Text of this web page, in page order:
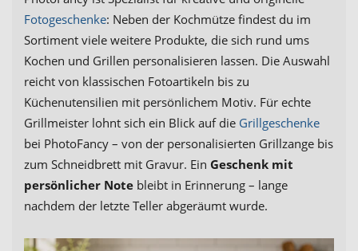
Fotogeschenke: Neben der Kochmütze findest du im
Sortiment viele weitere Produkte, die sich rund ums
Kochen und Grillen personalisieren lassen. Die Auswahl
reicht von klassischen Fotoartikeln bis zu
Küchenutensilien mit persönlichem Motiv. Für echte
Grillmeister lohnt sich ein Blick auf die Grillgeschenke
bei PhotoFancy – von der personalisierten Grillzange bis
zum Schneidbrett mit Gravur. Ein Geschenk mit
persönlicher Note bleibt in Erinnerung – lange
nachdem der letzte Teller abgeräumt wurde.